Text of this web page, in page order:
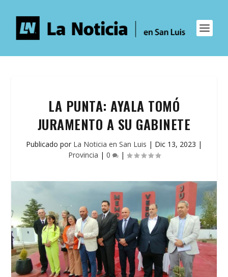
LA PUNTA: AYALA TOMÓ
JURAMENTO A SU GABINETE
Publicado por La Noticia en San Luis | Dic 13, 2023 |
Provincia | 0 |